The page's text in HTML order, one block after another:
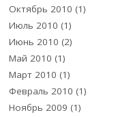
Октябрь 2010 (1)
Июль 2010 (1)
Июнь 2010 (2)
Май 2010 (1)
Март 2010 (1)
Февраль 2010 (1)
Ноябрь 2009 (1)